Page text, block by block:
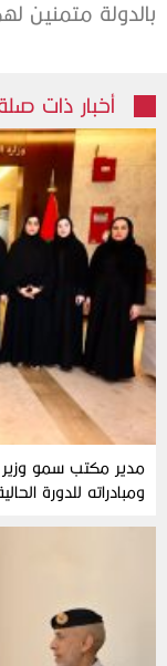
بالدولة متمنين
أخبار ذات
مدير مكتب سمو
ومبادراته للدورة